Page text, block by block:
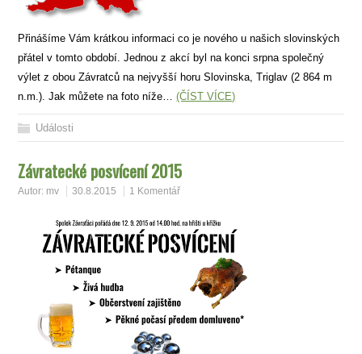
Přinášíme Vám krátkou informaci co je nového u našich slovinských
přátel v tomto období. Jednou z akcí byl na konci srpna společný
výlet z obou Závratců na nejvyšší horu Slovinska, Triglav (2 864 m
n.m.). Jak můžete na foto níže…(ČÍST VÍCE)
Události
Závratecké posvícení 2015
Autor: mv 30.8.2015 1 Komentář